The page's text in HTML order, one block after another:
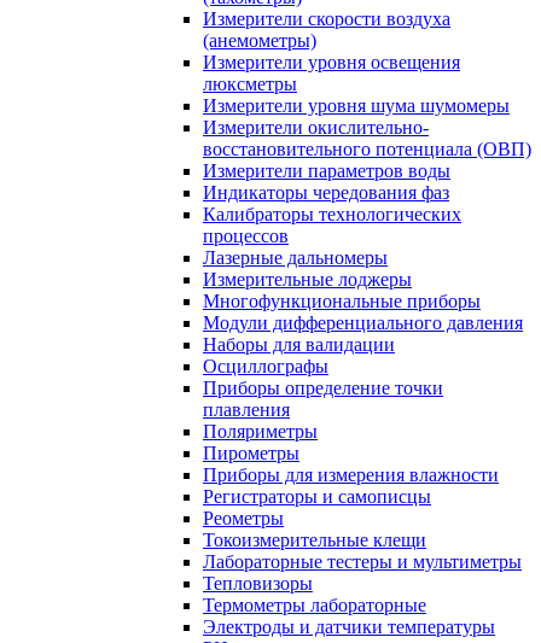
Измерители скорости воздуха
(анемометры)
Измерители уровня освещения
люксметры
Измерители уровня шума шумомеры
Измерители окислительно-
восстановительного потенциала (ОВП)
Измерители параметров воды
Индикаторы чередования фаз
Калибраторы технологических
процессов
Лазерные дальномеры
Измерительные лоджеры
Многофункциональные приборы
Модули дифференциального давления
Наборы для валидации
Осциллографы
Приборы определение точки
плавления
Поляриметры
Пирометры
Приборы для измерения влажности
Регистраторы и самописцы
Реометры
Токоизмерительные клещи
Лабораторные тестеры и мультиметры
Тепловизоры
Термометры лабораторные
Электроды и датчики температуры